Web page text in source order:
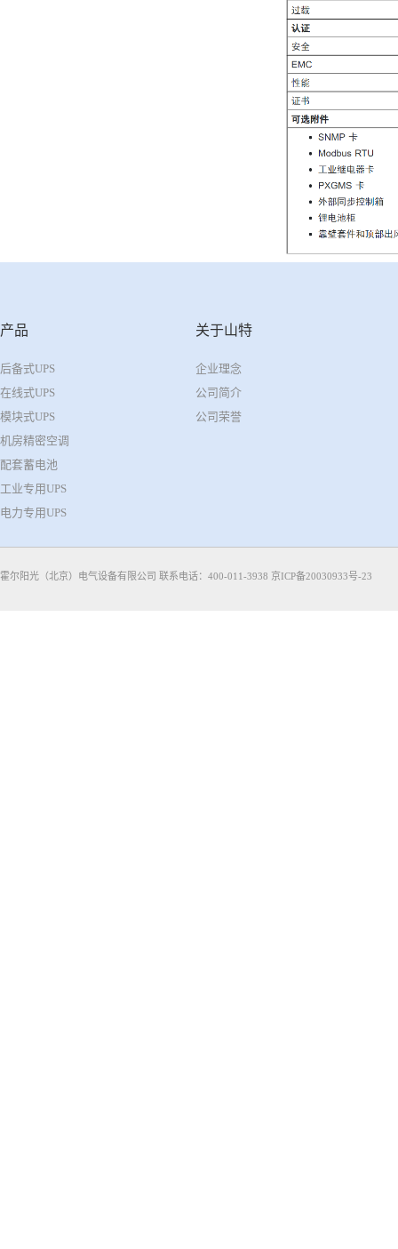
产品
后备式UPS
在线式UPS
模块式UPS
机房精密空调
配套蓄电池
工业专用UPS
电力专用UPS
关于山特
企业理念
公司简介
公司荣誉
霍尔阳光（北京）电气设备有限公司 联系电话：400-011-3938 京ICP备20030933号-23